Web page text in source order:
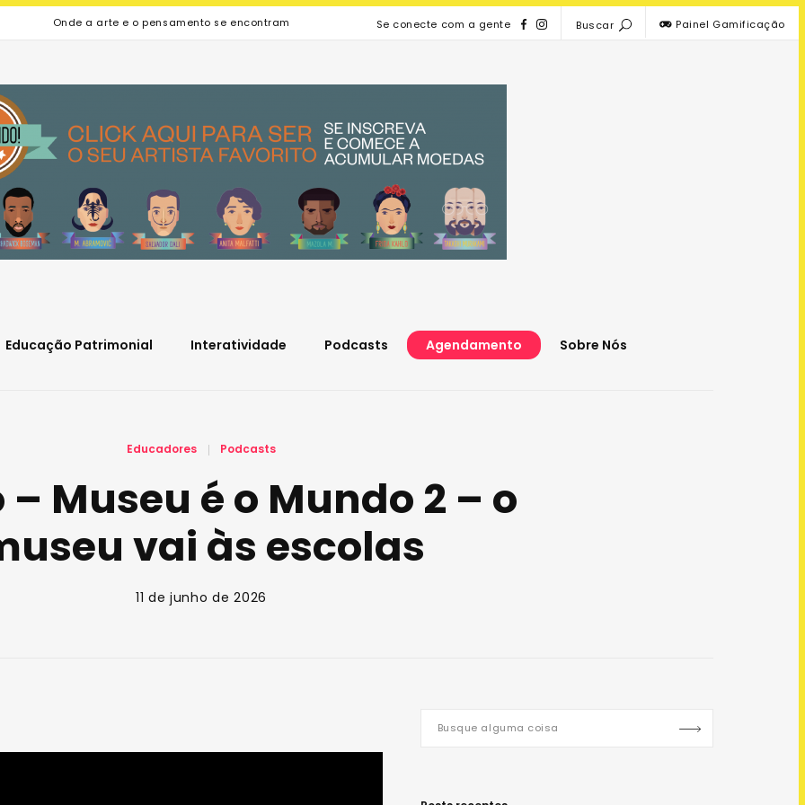
Onde a arte e o pensamento se encontram Painel Gamificação
Buscar
Se conecte com a gente
Educação Patrimonial Interatividade Podcasts Agendamento Sobre Nós
Educadores Podcasts
Museu é o Mundo 2 – o
vai às escolas
11 de junho de 2026